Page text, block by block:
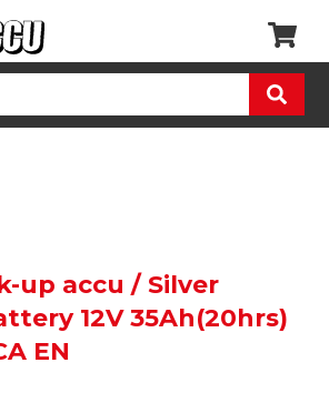
up accu / Silver
12V 35Ah(20hrs)
EN